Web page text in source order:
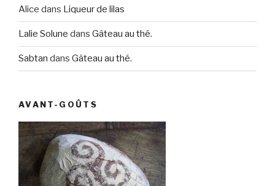
Alice dans Liqueur de lilas
Lalie Solune dans Gâteau au thé.
Sabtan dans Gâteau au thé.
AVANT-GOÛTS